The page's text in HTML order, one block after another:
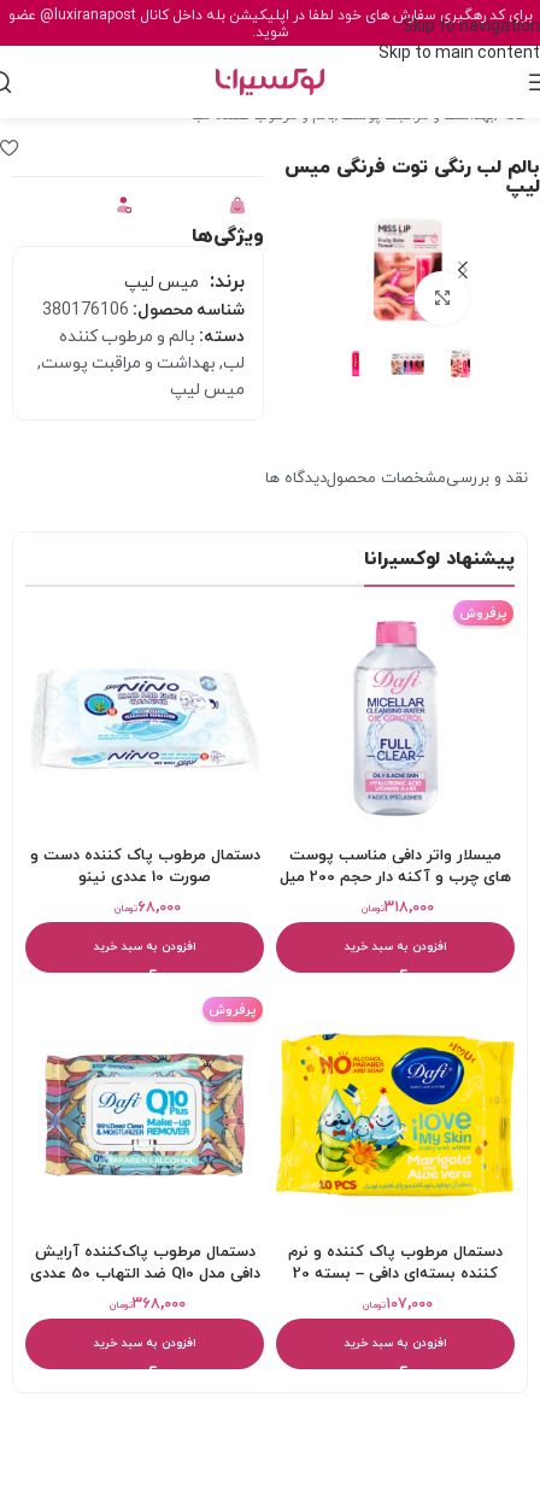
Skip to navigation
Skip to main content
برای کد رهگیری سفارش های خود لطفا در اپلیکیشن بله داخل کانال@luxiranapost عضو
شوید.
خانه /بهداشت و مراقبت پوست /بالم و مرطوب کننده لب
بالم لب رنگی توت فرنگی میس
لیپ
برای بزرگنمایی کلیک کنید
ویژگی‌ها
برند:
میس لیپ
شناسه محصول: 380176106
دسته: بالم و مرطوب کننده
لب, بهداشت و مراقبت پوست,
میس لیپ
نقد و بررسیمشخصات محصولدیدگاه ها
پیشنهاد لوکسیرانا
پرفروش
میسلار واتر دافی مناسب پوست
های چرب و آکنه دار حجم 200 میل
تومان۳۱۸,۰۰۰
افزودن به سبد خرید
دستمال مرطوب پاک کننده دست و
صورت 10 عددی نینو
تومان۶۸,۰۰۰
افزودن به سبد خرید
دستمال مرطوب پاک کننده و نرم
کننده بسته‌ای دافی – بسته 20
عددیتومان۱۰۷,۰۰۰
افزودن به سبد خرید
پرفروش
دستمال مرطوب پاک‌کننده آرایش
دافی مدل Q10 ضد التهاب 50 عددی
تومان۳۶۸,۰۰۰
افزودن به سبد خرید